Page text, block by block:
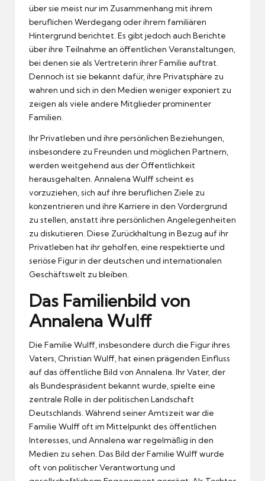
über sie meist nur im Zusammenhang mit ihrem
beruflichen Werdegang oder ihrem familiären
Hintergrund berichtet. Es gibt jedoch auch Berichte
über ihre Teilnahme an öffentlichen Veranstaltungen,
bei denen sie als Vertreterin ihrer Familie auftrat.
Dennoch ist sie bekannt dafür, ihre Privatsphäre zu
wahren und sich in den Medien weniger exponiert zu
zeigen als viele andere Mitglieder prominenter
Familien.
Ihr Privatleben und ihre persönlichen Beziehungen,
insbesondere zu Freunden und möglichen Partnern,
werden weitgehend aus der Öffentlichkeit
herausgehalten. Annalena Wulff scheint es
vorzuziehen, sich auf ihre beruflichen Ziele zu
konzentrieren und ihre Karriere in den Vordergrund
zu stellen, anstatt ihre persönlichen Angelegenheiten
zu diskutieren. Diese Zurückhaltung in Bezug auf ihr
Privatleben hat ihr geholfen, eine respektierte und
seriöse Figur in der deutschen und internationalen
Geschäftswelt zu bleiben.
Das Familienbild von
Annalena Wulff
Die Familie Wulff, insbesondere durch die Figur ihres
Vaters, Christian Wulff, hat einen prägenden Einfluss
auf das öffentliche Bild von Annalena. Ihr Vater, der
als Bundespräsident bekannt wurde, spielte eine
zentrale Rolle in der politischen Landschaft
Deutschlands. Während seiner Amtszeit war die
Familie Wulff oft im Mittelpunkt des öffentlichen
Interesses, und Annalena war regelmäßig in den
Medien zu sehen. Das Bild der Familie Wulff wurde
oft von politischer Verantwortung und